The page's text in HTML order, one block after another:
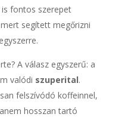
fontos szerepet
segített megőrizni
A válasz egyszerű: a
valódi szuperital.
felszívódó koffeinnel,
hosszan tartó